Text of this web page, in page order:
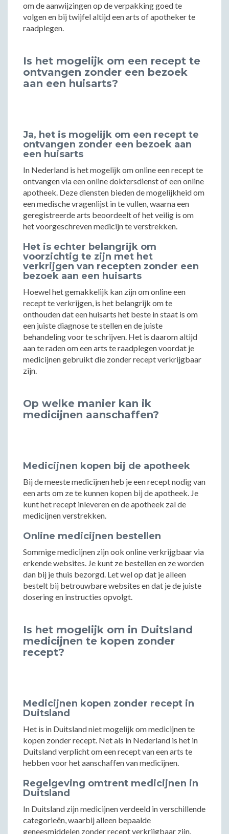
om de aanwijzingen op de verpakking goed te
volgen en bij twijfel altijd een arts of apotheker te
raadplegen.
Is het mogelijk om een recept te
ontvangen zonder een bezoek
aan een huisarts?
Ja, het is mogelijk om een recept te
ontvangen zonder een bezoek aan
een huisarts
In Nederland is het mogelijk om online een recept te
ontvangen via een online doktersdienst of een online
apotheek. Deze diensten bieden de mogelijkheid om
een medische vragenlijst in te vullen, waarna een
geregistreerde arts beoordeelt of het veilig is om
het voorgeschreven medicijn te verstrekken.
Het is echter belangrijk om
voorzichtig te zijn met het
verkrijgen van recepten zonder een
bezoek aan een huisarts
Hoewel het gemakkelijk kan zijn om online een
recept te verkrijgen, is het belangrijk om te
onthouden dat een huisarts het beste in staat is om
een juiste diagnose te stellen en de juiste
behandeling voor te schrijven. Het is daarom altijd
aan te raden om een arts te raadplegen voordat je
medicijnen gebruikt die zonder recept verkrijgbaar
zijn.
Op welke manier kan ik
medicijnen aanschaffen?
Medicijnen kopen bij de apotheek
Bij de meeste medicijnen heb je een recept nodig van
een arts om ze te kunnen kopen bij de apotheek. Je
kunt het recept inleveren en de apotheek zal de
medicijnen verstrekken.
Online medicijnen bestellen
Sommige medicijnen zijn ook online verkrijgbaar via
erkende websites. Je kunt ze bestellen en ze worden
dan bij je thuis bezorgd. Let wel op dat je alleen
bestelt bij betrouwbare websites en dat je de juiste
dosering en instructies opvolgt.
Is het mogelijk om in Duitsland
medicijnen te kopen zonder
recept?
Medicijnen kopen zonder recept in
Duitsland
Het is in Duitsland niet mogelijk om medicijnen te
kopen zonder recept. Net als in Nederland is het in
Duitsland verplicht om een recept van een arts te
hebben voor het aanschaffen van medicijnen.
Regelgeving omtrent medicijnen in
Duitsland
In Duitsland zijn medicijnen verdeeld in verschillende
categorieën, waarbij alleen bepaalde
geneesmiddelen zonder recept verkrijgbaar zijn.